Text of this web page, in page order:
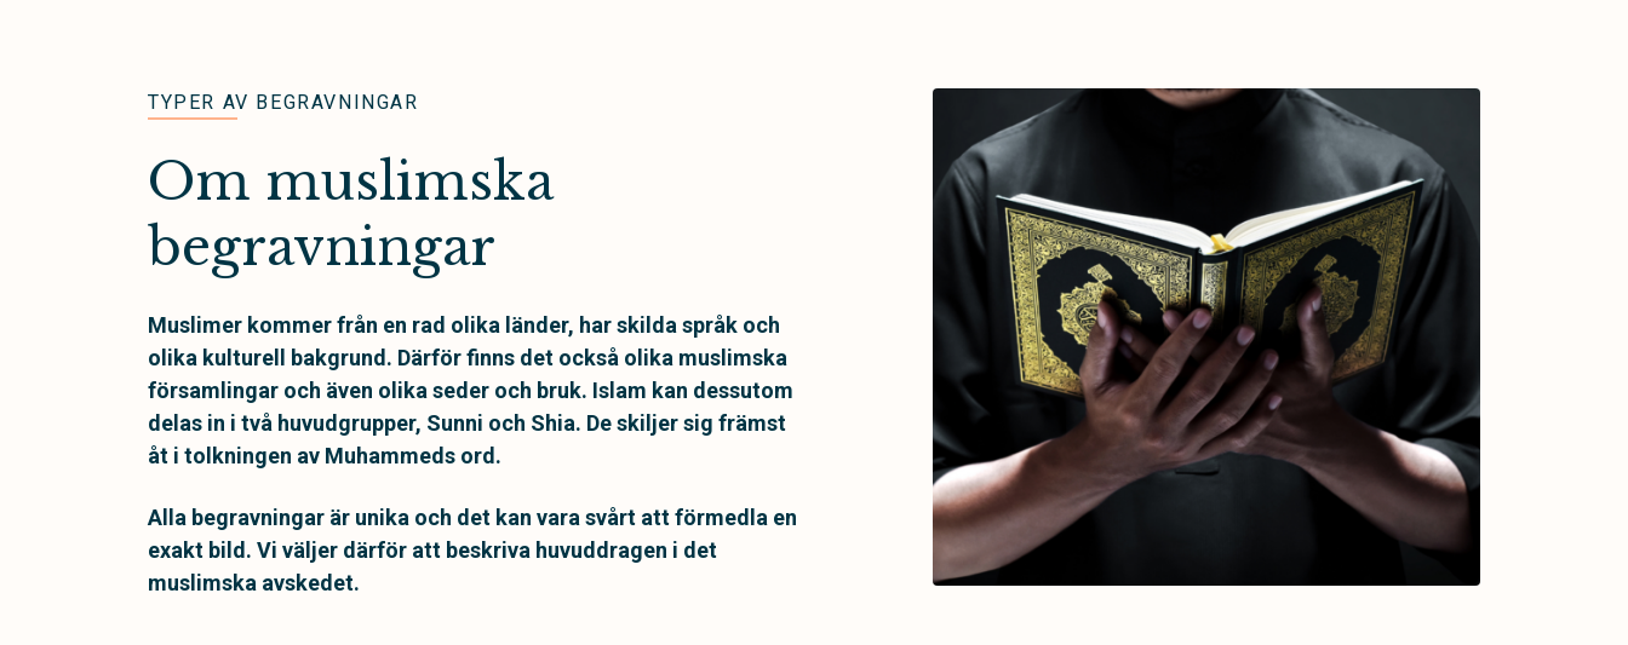
TYPER AV BEGRAVNINGAR
Om muslimska
begravningar
Muslimer kommer från en rad olika länder, har skilda språk och
olika kulturell bakgrund. Därför finns det också olika muslimska
församlingar och även olika seder och bruk. Islam kan dessutom
delas in i två huvudgrupper, Sunni och Shia. De skiljer sig främst
åt i tolkningen av Muhammeds ord.
Alla begravningar är unika och det kan vara svårt att förmedla en
exakt bild. Vi väljer därför att beskriva huvuddragen i det
muslimska avskedet.